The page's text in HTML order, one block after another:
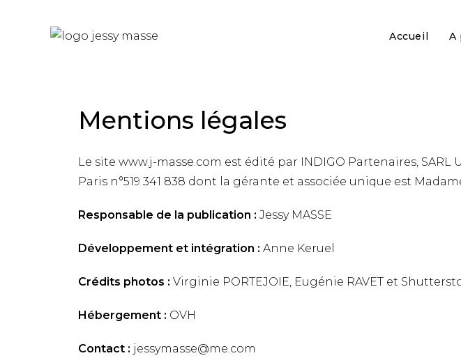
Accueil A
Mentions légales
Le site www.j-masse.com est édité par INDIGO Partenaires,
Paris n°519 341 838 dont la gérante et associée unique est
Responsable de la publication : Jessy MASSE
Développement et intégration : Anne Keruel
Crédits photos : Virginie PORTEJOIE, Eugénie RAVET et
Hébergement : OVH
Contact : jessymasse@me.com